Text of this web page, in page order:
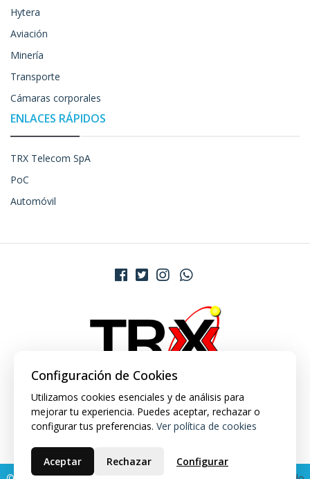
Hytera
Aviación
Minería
Transporte
Cámaras corporales
ENLACES RÁPIDOS
TRX Telecom SpA
PoC
Automóvil
Configuración de Cookies
Utilizamos cookies esenciales y de análisis para
mejorar tu experiencia. Puedes aceptar, rechazar o
configurar tus preferencias. Ver política de cookies
Aceptar Rechazar Configurar